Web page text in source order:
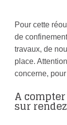
Pour cette
de
travaux, de
place.
concerne,
A
sur